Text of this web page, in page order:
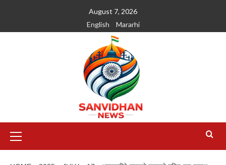
August 7, 2026
English
Mararhi